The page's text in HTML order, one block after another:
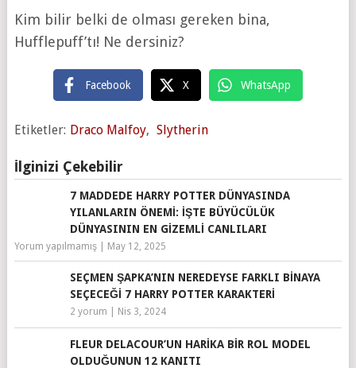
Kim bilir belki de olması gereken bina,
Hufflepuff’tı! Ne dersiniz?
Facebook X WhatsApp
Etiketler: Draco Malfoy, Slytherin
İlginizi Çekebilir
7 MADDEDE HARRY POTTER DÜNYASINDA
YILANLARIN ÖNEMI: İŞTE BÜYÜCÜLÜK
DÜNYASININ EN GIZEMLI CANLILARI
Yorum yapılmamış| May 12, 2025
SEÇMEN ŞAPKA’NIN NEREDEYSE FARKLI BINAYA
SEÇECEĞI 7 HARRY POTTER KARAKTERI
2 yorum Nis 3, 2024
FLEUR DELACOUR’UN HARIKA BIR ROL MODEL
OLDUĞUNUN 12 KANITI